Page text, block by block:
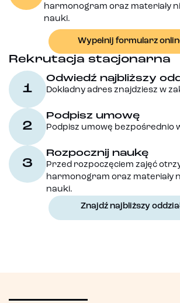
harmonogram oraz materiały
nauki.
Wypełnij formularz
Rekrutacja stacjonarna
1
Odwiedź najbliższy
Dokładny adres znajdziesz w
2
Podpisz umowę
Podpisz umowę bezpośrednio
3
Rozpocznij naukę
Przed rozpoczęciem zajęć
harmonogram oraz materiały
nauki.
Znajdź najbliższy